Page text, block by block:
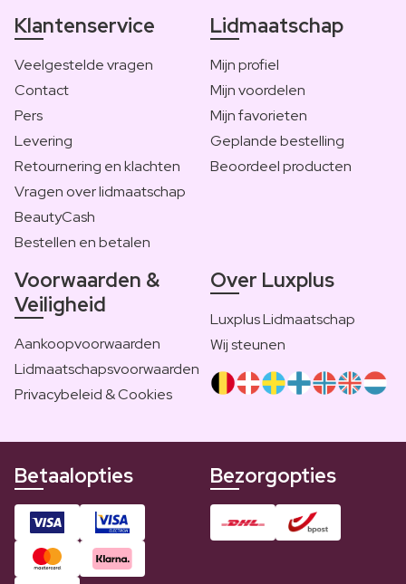
Klantenservice
Veelgestelde vragen
Contact
Pers
Levering
Retournering en klachten
Vragen over lidmaatschap
BeautyCash
Bestellen en betalen
Lidmaatschap
Mijn profiel
Mijn voordelen
Mijn favorieten
Geplande bestelling
Beoordeel producten
Voorwaarden &
Veiligheid
Aankoopvoorwaarden
Lidmaatschapsvoorwaarden
Privacybeleid & Cookies
Over Luxplus
Luxplus Lidmaatschap
Wij steunen
Betaalopties Bezorgopties